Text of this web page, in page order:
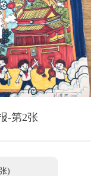
-第2张
)